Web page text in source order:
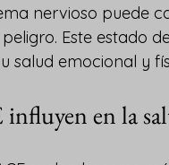
nervioso puede
Este estado
salud emocional y
en la